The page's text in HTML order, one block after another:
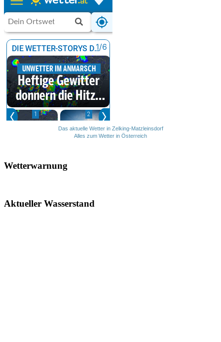
Das aktuelle Wetter in Zelking-Matzleinsdorf
Alles zum Wetter in Österreich
Wetterwarnung
Aktueller Wasserstand